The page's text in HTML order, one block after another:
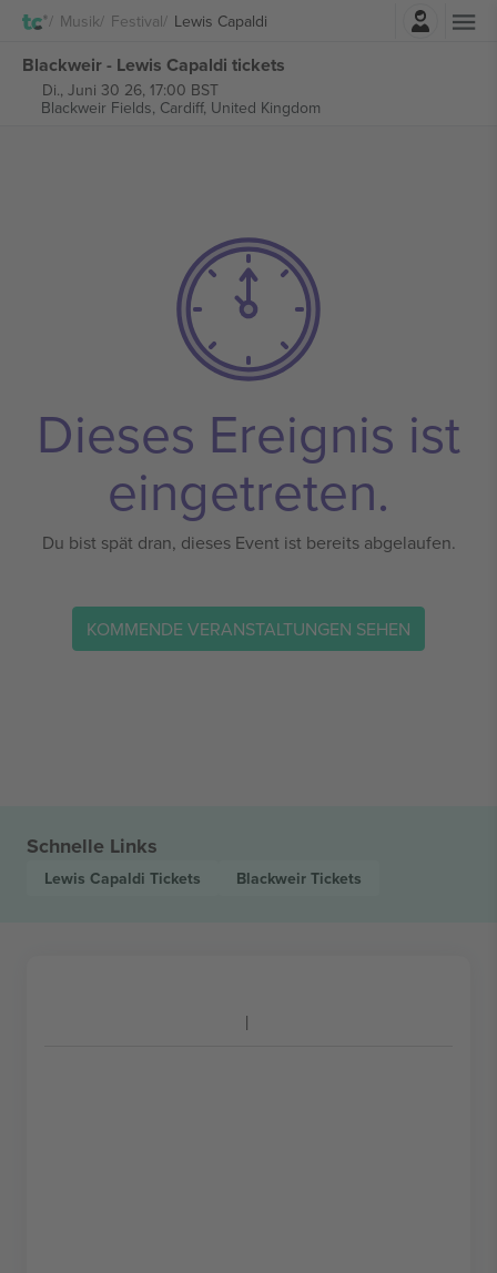
Musik Festival Lewis Capaldi
Blackweir - Lewis Capaldi tickets
Di., Juni 30 26, 17:00 BST
Blackweir Fields, Cardiff, United Kingdom
Dieses Ereignis ist
eingetreten.
Du bist spät dran, dieses Event ist bereits abgelaufen.
KOMMENDE VERANSTALTUNGEN SEHEN
Schnelle Links
Lewis Capaldi Tickets Blackweir Tickets